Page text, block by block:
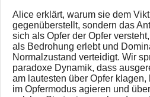
Alice erklärt, warum sie dem
gegenüberstellt, sondern das
sich als Opfer der Opfer
als Bedrohung erlebt und
Normalzustand verteidigt. Wir
paradoxe Dynamik, dass
am lautesten über Opfer
im Opfermodus agieren und